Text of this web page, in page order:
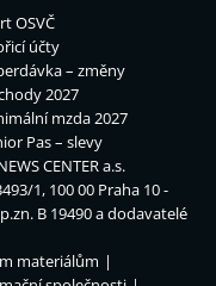
OSVČ
účty
– změny
2027
mzda 2027
Pas – slevy
CENTER a.s.
1, 100 00 Praha 10 -
B 19490 a dodavatelé
materiálům